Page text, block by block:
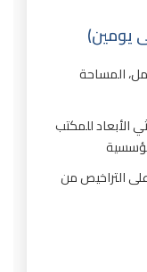
يومين)
المساحة
الأبعاد للمكتب
التراخيص من